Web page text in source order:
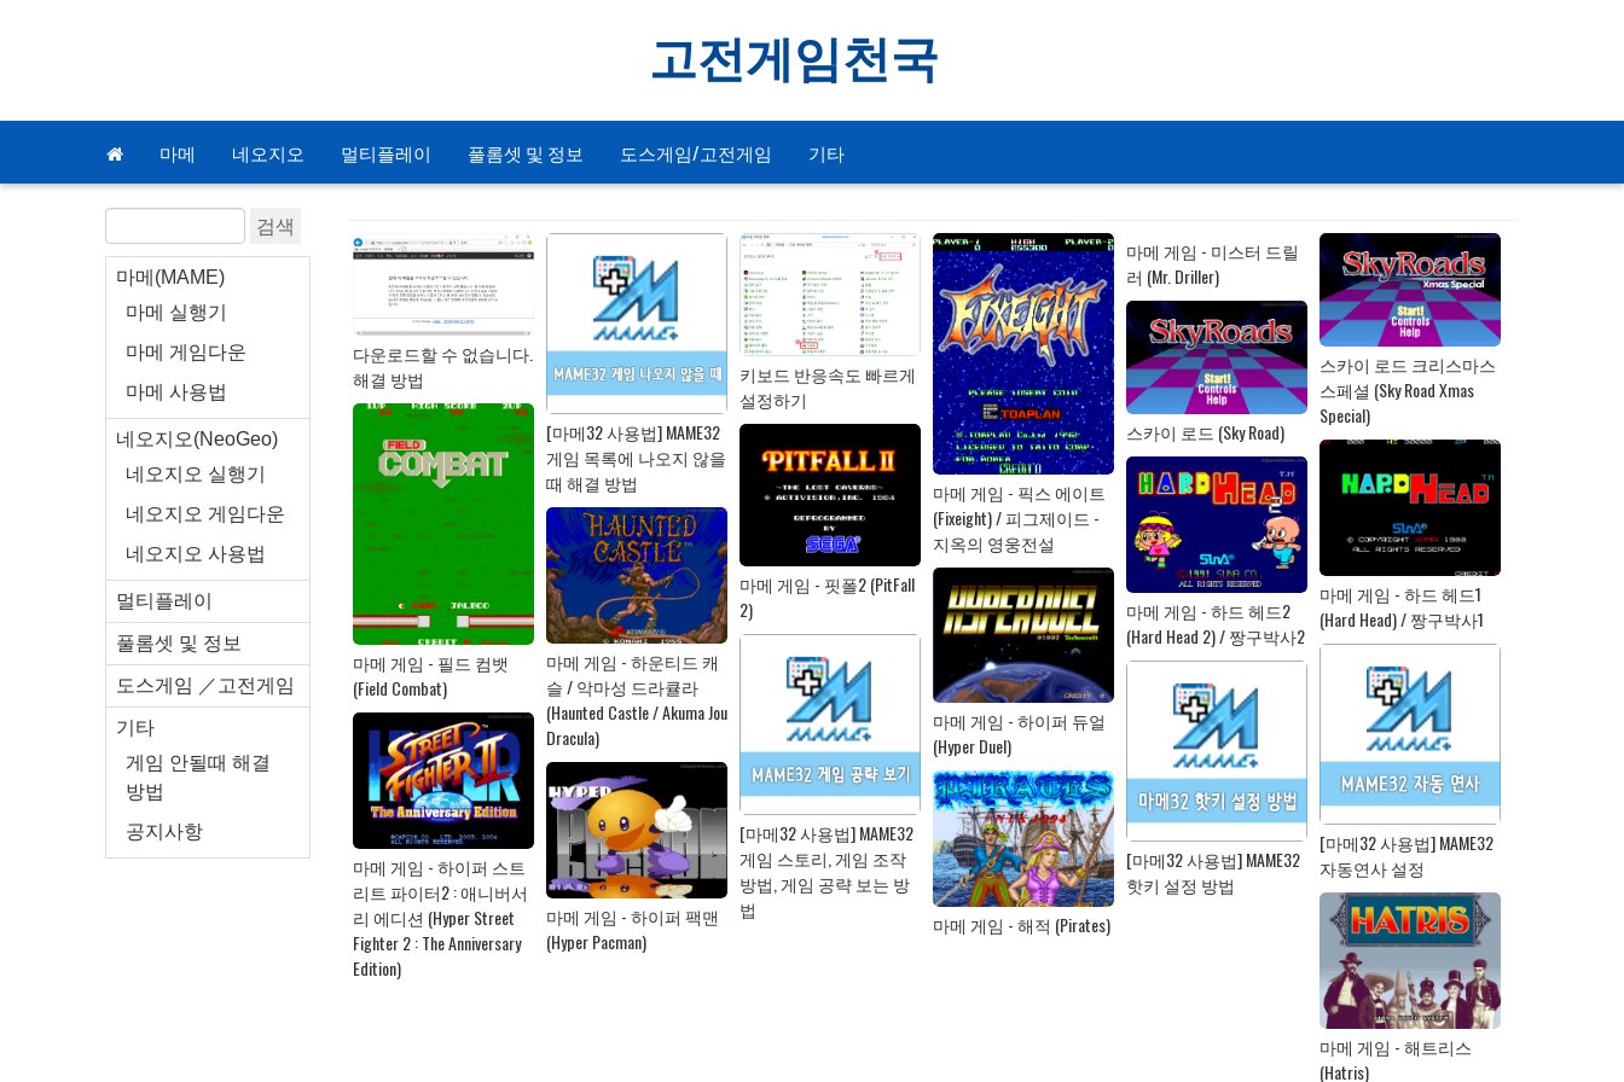
고전게임천국
마메 네오지오 멀티플레이 풀롬셋 및 정보 도스게임/고전게임 기타
마메(MAME)
마메 실행기
마메 게임다운
마메 사용법
네오지오(NeoGeo)
네오지오 실행기
네오지오 게임다운
네오지오 사용법
멀티플레이
풀롬셋 및 정보
도스게임 ／고전게임
기타
게임 안될때 해결
방법
공지사항
다운로드할 수 없습니다.
해결 방법
[마메32 사용법] MAME32
게임 목록에 나오지 않을
때 해결 방법
키보드 반응속도 빠르게
설정하기
마메 게임 - 픽스 에이트
(Fixeight) / 피그제이드 -
지옥의 영웅전설
마메 게임 - 미스터 드릴
러 (Mr. Driller)
스카이 로드 크리스마스
스페셜 (Sky Road Xmas
Special)
스카이 로드 (Sky Road)
마메 게임 - 필드 컴뱃
(Field Combat)
마메 게임 - 핏폴2 (PitFall
2)
마메 게임 - 하드 헤드1
(Hard Head) / 짱구박사1
마메 게임 - 하드 헤드2
(Hard Head 2) / 짱구박사2
마메 게임 - 하운티드 캐
슬 / 악마성 드라큘라
(Haunted Castle / Akuma Jou
Dracula)
마메 게임 - 하이퍼 듀얼
(Hyper Duel)
[마메32 사용법] MAME32
게임 스토리, 게임 조작
방법, 게임 공략 보는 방
법
[마메32 사용법] MAME32
자동연사 설정
[마메32 사용법] MAME32
핫키 설정 방법
마메 게임 - 하이퍼 스트
리트 파이터2 : 애니버서
리 에디션 (Hyper Street
Fighter 2 : The Anniversary
Edition)
마메 게임 - 하이퍼 팩맨
(Hyper Pacman)
마메 게임 - 해적 (Pirates)
마메 게임 - 해트리스
(Hatris)